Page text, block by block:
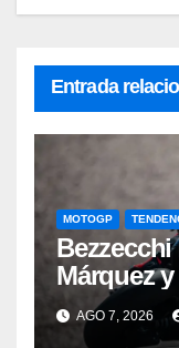
Entrada
MOTOGP
Márquez
Bagnaia
AGO 7, 2026